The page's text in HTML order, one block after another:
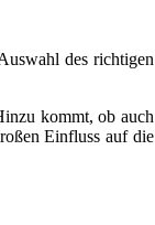
des richtigen
kommt, ob auch
Einfluss auf die